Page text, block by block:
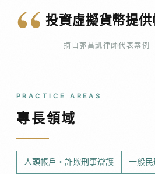
投資虛擬貨幣提
—— 摘自郭昌凱律師代表案例
PRACTICE AREAS
專長領域
人頭帳戶・詐欺刑事辯護 一般